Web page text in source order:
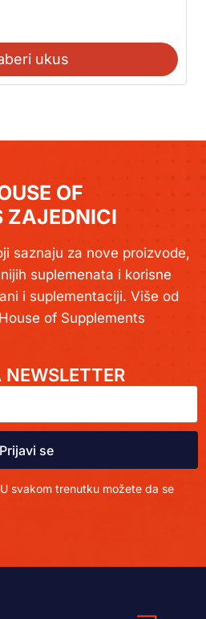
ukus
OF
ZAJEDNICI
saznaju za nove proizvode,
suplemenata i korisne
i suplementaciji. Više od
of Supplements
Prijavi se
svakom trenutku možete da se